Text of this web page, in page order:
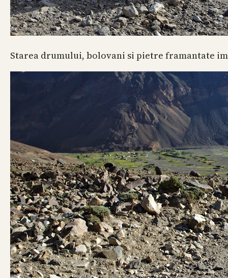
Starea drumului, bolovani si pietre framantate